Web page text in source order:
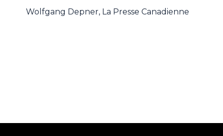
Wolfgang Depner, La Presse Canadienne